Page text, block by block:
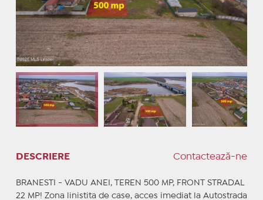
DESCRIERE Contactează-ne
BRANESTI - VADU ANEI, TEREN 500 MP, FRONT STRADAL
22 MP! Zona linistita de case, acces imediat la Autostrada